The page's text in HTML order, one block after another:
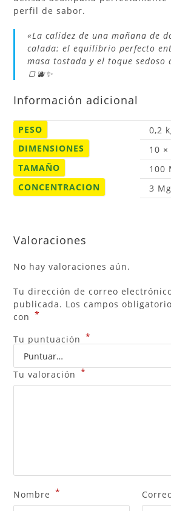
perfil de sabor.
«La calidez de una mañana de
calada: el equilibrio perfecto
masa tostada y el toque sedoso
🍞🫐✨
Información adicional
PESO
0,2
DIMENSIONES
10
TAMAÑO
100
CONCENTRACION
3
Valoraciones
No hay valoraciones aún.
Tu dirección de correo
publicada. Los campos
con *
Tu puntuación *
Tu valoración *
Nombre *